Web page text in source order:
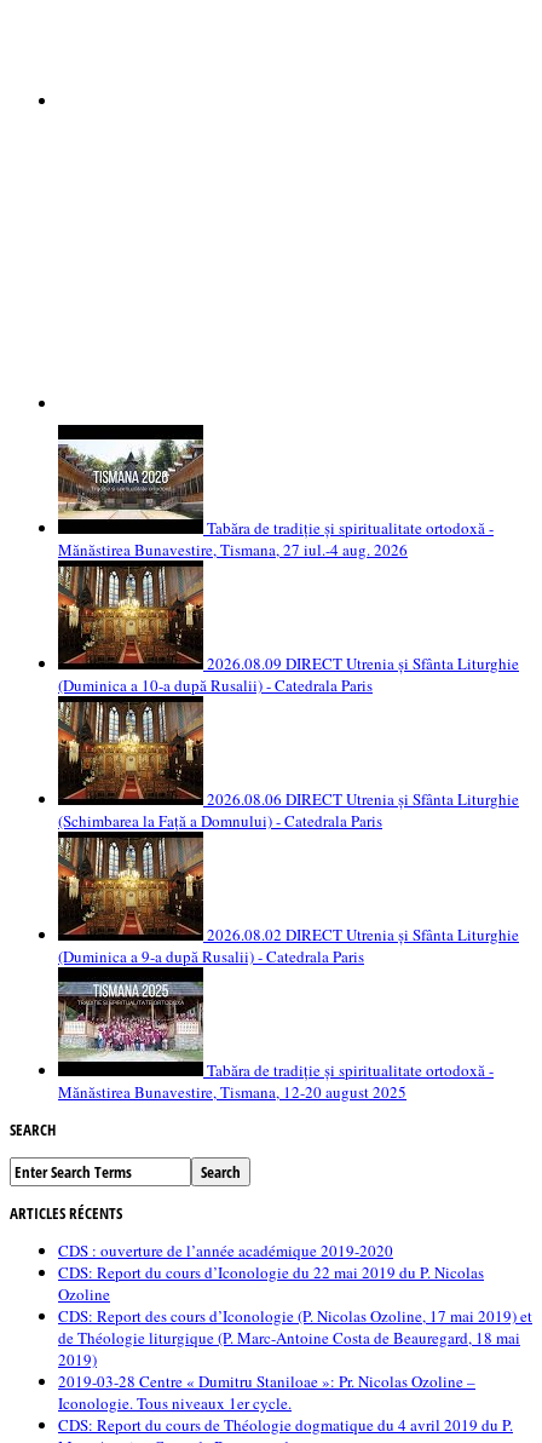
Tabăra de tradiție și spiritualitate ortodoxă -
Mănăstirea Bunavestire, Tismana, 27 iul.-4 aug. 2026
2026.08.09 DIRECT Utrenia și Sfânta Liturghie
(Duminica a 10-a după Rusalii) - Catedrala Paris
2026.08.06 DIRECT Utrenia și Sfânta Liturghie
(Schimbarea la Față a Domnului) - Catedrala Paris
2026.08.02 DIRECT Utrenia și Sfânta Liturghie
(Duminica a 9-a după Rusalii) - Catedrala Paris
Tabăra de tradiție și spiritualitate ortodoxă -
Mănăstirea Bunavestire, Tismana, 12-20 august 2025
SEARCH
ARTICLES RÉCENTS
CDS : ouverture de l’année académique 2019-2020
CDS: Report du cours d’Iconologie du 22 mai 2019 du P. Nicolas
Ozoline
CDS: Report des cours d’Iconologie (P. Nicolas Ozoline, 17 mai 2019) et
de Théologie liturgique (P. Marc-Antoine Costa de Beauregard, 18 mai
2019)
2019-03-28 Centre « Dumitru Staniloae »: Pr. Nicolas Ozoline –
Iconologie. Tous niveaux 1er cycle.
CDS: Report du cours de Théologie dogmatique du 4 avril 2019 du P.